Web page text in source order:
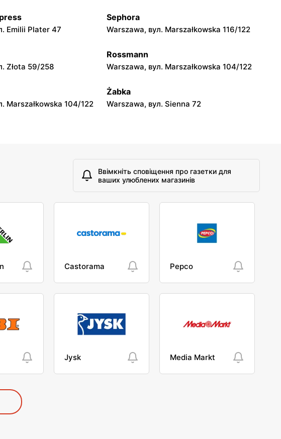
Iwierzyce 152A
moje sklepy
Tczew, вул. Franciszka Żwirki 61
139
moje sklepy
Opole, вул. Grudzicka 45
Emilii Plater 47
Sephora
Warszawa, вул. Marszałkowska 116/122
Złota 59/258
Rossmann
Warszawa, вул. Marszałkowska 104/122
Marszałkowska 104/122
Żabka
Warszawa, вул. Sienna 72
Ввімкніть сповіщення про газетки для
ваших улюблених магазинів
Castorama Pepco
Jysk Media Markt